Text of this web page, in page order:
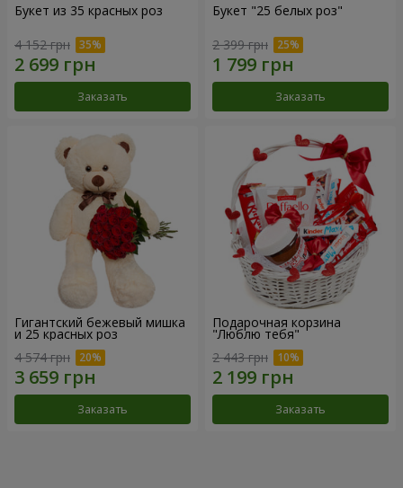
Букет из 35 красных роз
4 152 грн
Заказать
Букет "25 белых роз"
2 399 грн
Заказать
Гигантский бежевый мишка
и 25 красных роз
4 574 грн
Заказать
Подарочная корзина
"Люблю тебя"
2 443 грн
Заказать